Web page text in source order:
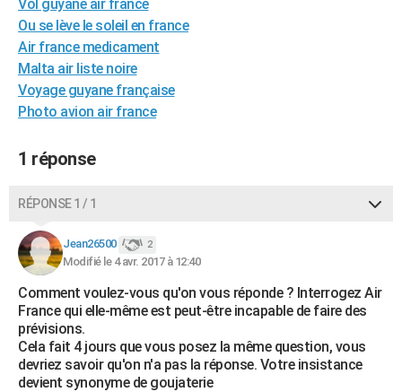
CARTE DE VOEUX
Carte de Noël
Carte Bonne année
Carte Saint-Valentin
Carte Pâques
Carte d'anniversaire
DICTIONNAIRE
Dictionnaire
Biographies
Citations
Expressions
Proverbes
PROGRAMME TV
Bricolage
Lifestyle
Culture
Sport
Auto
Television
Voyage
Cinema
Vol guyane air france
Ou se lève le soleil en france
Air france medicament
Malta air liste noire
Voyage guyane française
Photo avion air france
1 réponse
RÉPONSE 1 / 1
Jean26500 2
Modifié le 4 avr. 2017 à 12:40
Comment voulez-vous qu'on vous réponde ? Interrogez Air
France qui elle-même est peut-être incapable de faire des
prévisions.
Cela fait 4 jours que vous posez la même question, vous
devriez savoir qu'on n'a pas la réponse. Votre insistance
devient synonyme de goujaterie